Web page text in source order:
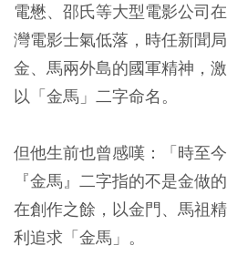
電懋、邵氏等大型電影公司
灣電影士氣低落，時任新聞
金、馬兩外島的國軍精神，
以「金馬」二字命名。
但他生前也曾感嘆：「時至
『金馬』二字指的不是金做
在創作之餘，以金門、馬祖
利追求「金馬」。